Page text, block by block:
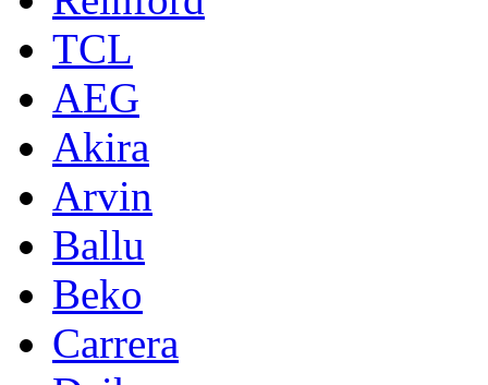
TCL
AEG
Akira
Arvin
Ballu
Beko
Carrera